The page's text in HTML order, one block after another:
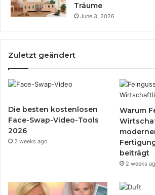
Träume
June 3, 2026
Zuletzt geändert
Die besten kostenlosen
Face-Swap-Video-Tools
2026
2 weeks ago
Warum
beiträgt
2 weeks